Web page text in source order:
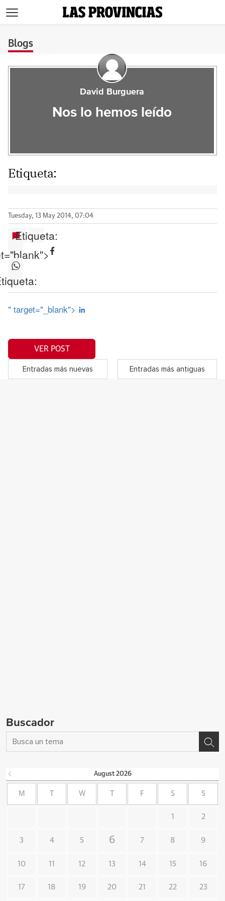
Blogs
David Burguera
Nos lo hemos leído
Etiqueta:
Tuesday, 13 May 2014, 07:04
Etiqueta:
" target="_blank">
VER POST
Entradas más nuevas Entradas más antiguas
Buscador
August 2026
M W F S S
1 2
3 4 5 6 7 8 9
10 11 12 13 14 15 16
17 18 19 20 21 22 23